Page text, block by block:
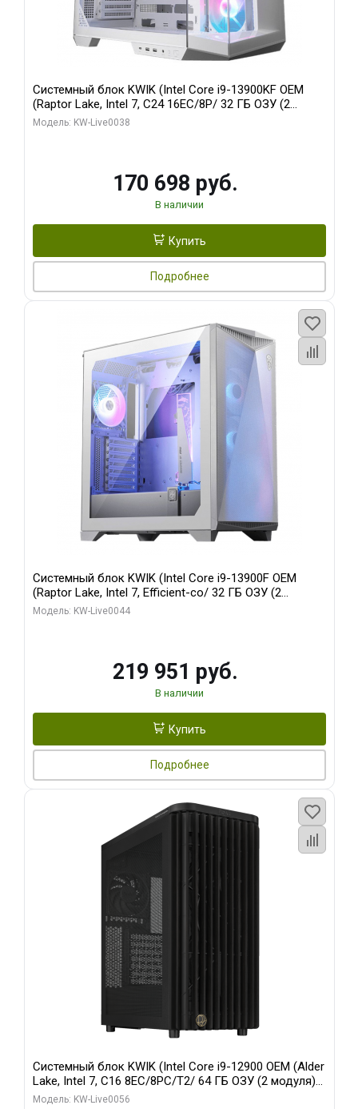
Системный блок KWIK (Intel Core i9-13900KF OEM
(Raptor Lake, Intel 7, C24 16EC/8P/ 32 ГБ ОЗУ (2
модуля)/ Gigabyte RX9070XT GAMING OC 16GB GDDR6
Модель: KW-Live0038
170 698 руб.
В наличии
Купить
Подробнее
Системный блок KWIK (Intel Core i9-13900F OEM
(Raptor Lake, Intel 7, Efficient-co/ 32 ГБ ОЗУ (2
модуля)/ Gigabyte RTX5070Ti AERO OC 16GB GDDR7
Модель: KW-Live0044
219 951 руб.
В наличии
Купить
Подробнее
Системный блок KWIK (Intel Core i9-12900 OEM (Alder
Lake, Intel 7, C16 8EC/8PC/T2/ 64 ГБ ОЗУ (2 модуля)/
Palit RTX5080 INFINITY 3 OC 16GB GDDR7 256bit 3xDP
Модель: KW-Live0056